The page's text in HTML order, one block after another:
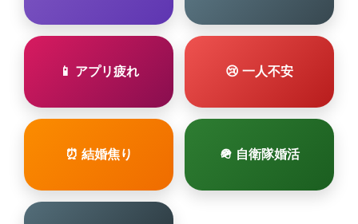
📱 アプリ疲れ 😢 一人不安
⏰ 結婚焦り 🪖 自衛隊婚活